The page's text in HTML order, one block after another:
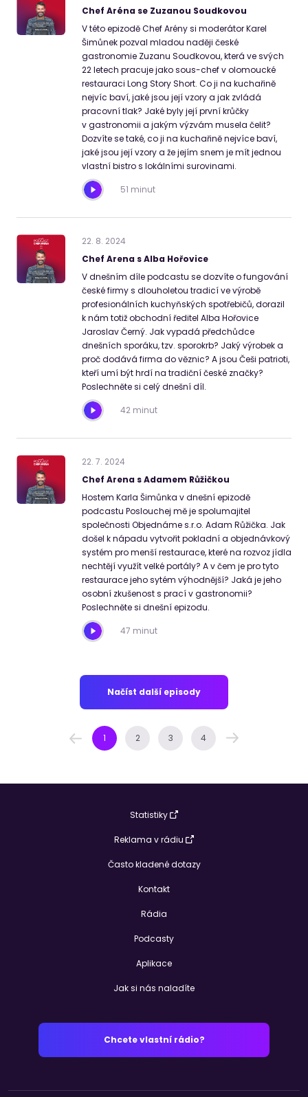
Chef Aréna se Zuzanou Soudkovou
V této epizodě Chef Arény si moderátor Karel
Šimůnek pozval mladou naději české
gastronomie Zuzanu Soudkovou, která ve svých
22 letech pracuje jako sous-chef v olomoucké
restauraci Long Story Short. Co ji na kuchařině
nejvíc baví, jaké jsou její vzory a jak zvládá
pracovní tlak? Jaké byly její první krůčky
v gastronomii a jakým výzvám musela čelit?
Dozvíte se také, co ji na kuchařině nejvíce baví,
jaké jsou její vzory a že jejím snem je mít jednou
vlastní bistro s lokálními surovinami.
51 minut
22. 8. 2024
Chef Arena s Alba Hořovice
V dnešním díle podcastu se dozvíte o fungování
české firmy s dlouholetou tradicí ve výrobě
profesionálních kuchyňských spotřebičů, dorazil
k nám totiž obchodní ředitel Alba Hořovice
Jaroslav Černý. Jak vypadá předchůdce
dnešních sporáku, tzv. sporokrb? Jaký výrobek a
proč dodává firma do věznic? A jsou Češi patrioti,
kteří umí být hrdí na tradiční české značky?
Poslechněte si celý dnešní díl.
42 minut
22. 7. 2024
Chef Arena s Adamem Růžičkou
Hostem Karla Šimůnka v dnešní epizodě
podcastu Poslouchej mě je spolumajitel
společnosti Objednáme s.r.o. Adam Růžička. Jak
došel k nápadu vytvořit pokladní a objednávkový
systém pro menší restaurace, které na rozvoz jídla
nechtějí využít velké portály? A v čem je pro tyto
restaurace jeho sytém výhodnější? Jaká je jeho
osobní zkušenost s prací v gastronomii?
Poslechněte si dnešní epizodu.
47 minut
Načíst další episody
1 2 3 4
Statistiky
Reklama v rádiu
Často kladené dotazy
Kontakt
Rádia
Podcasty
Aplikace
Jak si nás naladíte
Chcete vlastní rádio?